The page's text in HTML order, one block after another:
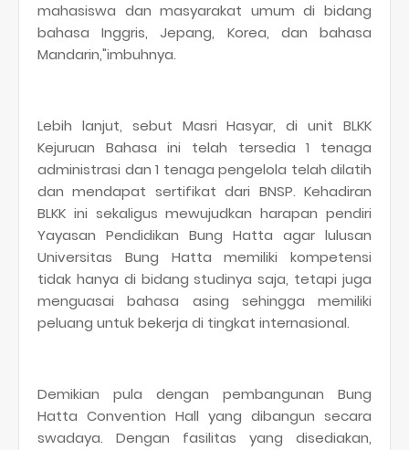
mahasiswa dan masyarakat umum di bidang
bahasa Inggris, Jepang, Korea, dan bahasa
Mandarin,"imbuhnya.
Lebih lanjut, sebut Masri Hasyar, di unit BLKK
Kejuruan Bahasa ini telah tersedia 1 tenaga
administrasi dan 1 tenaga pengelola telah dilatih
dan mendapat sertifikat dari BNSP. Kehadiran
BLKK ini sekaligus mewujudkan harapan pendiri
Yayasan Pendidikan Bung Hatta agar lulusan
Universitas Bung Hatta memiliki kompetensi
tidak hanya di bidang studinya saja, tetapi juga
menguasai bahasa asing sehingga memiliki
peluang untuk bekerja di tingkat internasional.
Demikian pula dengan pembangunan Bung
Hatta Convention Hall yang dibangun secara
swadaya. Dengan fasilitas yang disediakan,